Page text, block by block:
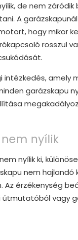
de nem
A
hogy mikor
rosszul
intézkedés, amely
garázskapu
nyílik
nyílik ki,
nem hajlandó
érzékenység
vagy